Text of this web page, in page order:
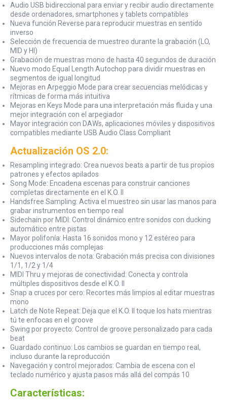
Audio USB bidireccional para enviar y recibir audio directamente
desde ordenadores, smartphones y tablets compatibles
Nueva función Reverse para reproducir muestras en sentido
inverso
Selección de frecuencia de muestreo durante la grabación (LO,
MID y HI)
Grabación de muestras mono de hasta 40 segundos de duración
Nuevo modo Equal Length Autochop para dividir muestras en
segmentos de igual longitud
Mejoras en Arpeggio Mode para crear secuencias melódicas y
rítmicas de forma más intuitiva
Mejoras en Keys Mode para una interpretación más fluida y una
mejor integración con el arpegiador
Mayor integración con DAWs, aplicaciones móviles y dispositivos
compatibles mediante USB Audio Class Compliant
Actualización OS 2.0:
Resampling integrado: Crea nuevos beats a partir de tus propios
patrones y efectos apilados
Song Mode: Encadena escenas para construir canciones
completas directamente en el K.O. II
Handsfree Sampling: Activa el muestreo sin usar las manos para
grabar instrumentos en tiempo real
Sidechain por MIDI: Control dinámico entre sonidos con ducking
automático entre pistas
Mayor polifonía: Hasta 16 sonidos mono y 12 estéreo para
producciones más complejas
Nuevos intervalos de nota: Grabación más precisa con divisiones
1/1, 1/2 y 1/4
MIDI Thru y mejoras de conectividad: Conecta y controla
múltiples dispositivos desde el K.O. II
Snap a cruces por cero: Recortes más limpios al editar muestras
mono
Latch de Note Repeat: Deja que el K.O. II toque los hats mientras
tú te enfocas en el groove
Swing por proyecto: Control de groove personalizado para cada
beat
Guardado continuo: Los cambios se guardan en tiempo real,
incluso durante la reproducción
Navegación y control mejorados: Cambia de escena con el
teclado numérico y ajusta pasos más allá del compás 10
Características: